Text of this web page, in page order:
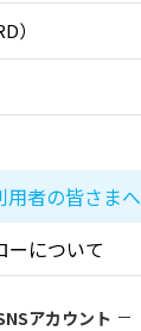
）
用者の皆さまへ
ーについて
アカウント